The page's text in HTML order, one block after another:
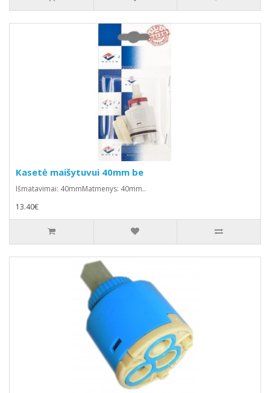
Kasetė maišytuvui 40mm be
Išmatavimai: 40mmMatmenys: 40mm..
13.40€